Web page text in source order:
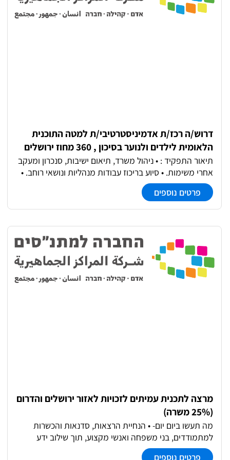
דרוש/ה רכז/ת אדמיניסטרטיבי/ת למטה התוכנית
הלאומית לילדים ולנוער בסיכון , 360 מחוז ירושלים
תיאור התפקיד : • ניהול משרד, תיאום ישיבות, סנכרון ומעקב
אחרי משימות. • סיוע בריכוז עבודות מנהליות ונושאי רוחב. •
ביצוע מעקב ובקרה על פעולות התוכנית, בהתאם לדרישות
הממונה ובהתאם למדיניות התוכנית. • עבודה מול
תקציבאית התוכנית או מי –מטעמה.
פרטים נוספים
מרצה לתכנית עמיתים לזכויות לאזור ירושלים והדרום
(25% משרה)
מה תעשו ביום יום- • הנחיית הרצאות, סדנאות והכשרות
למתמודדים, בני משפחה ואנשי מקצוע, תוך שילוב ידע
מניסיון אישי לצד ידע מקצועי. • למידה והעמקה בתכנים
פרטים נוספים